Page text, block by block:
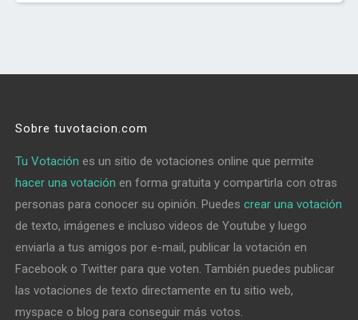
Sobre tuvotacion.com
Tu Votación es un sitio de votaciones online que permite
hacer una votación en forma gratuita y compartirla con otras
personas para conocer su opinión. Puedescrear una votación
de texto, imágenes e incluso videos de Youtube y luego
enviarla a tus amigos por e-mail, publicar la votación en
Facebook o Twitter para que voten. También puedes publicar
las votaciones de texto directamente en tu sitio web,
myspace o blog para conseguir más votos.